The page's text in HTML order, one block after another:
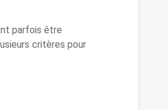
parfois être
critères pour